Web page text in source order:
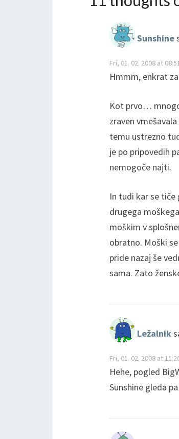
Sunshine
Fri, 01. 02. 2008 at
Hmmm, enkrat
Kot prvo…
zraven
temu ustrezno
je po pripovedih
nemogoče najti.
In tudi kar se tiče
drugega
moškim v
obratno. Moški
pride nazaj še
sama. Zato
Ležalnik
Fri, 01. 02. 2008 at
Hehe, pogled
Sunshine gleda